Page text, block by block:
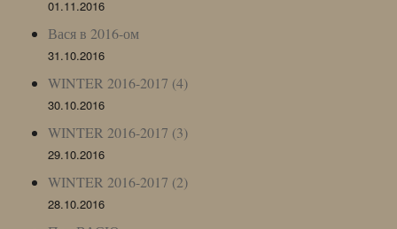
01.11.2016
Вася в 2016-ом
31.10.2016
WINTER 2016-2017 (4)
30.10.2016
WINTER 2016-2017 (3)
29.10.2016
WINTER 2016-2017 (2)
28.10.2016